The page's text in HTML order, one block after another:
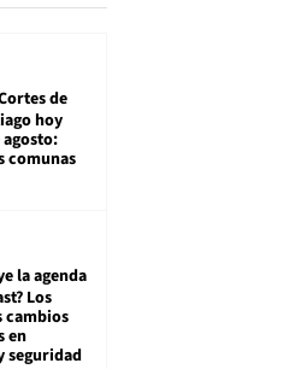
de
hoy
agosto:
comunas
la agenda
Los
cambios
en
seguridad